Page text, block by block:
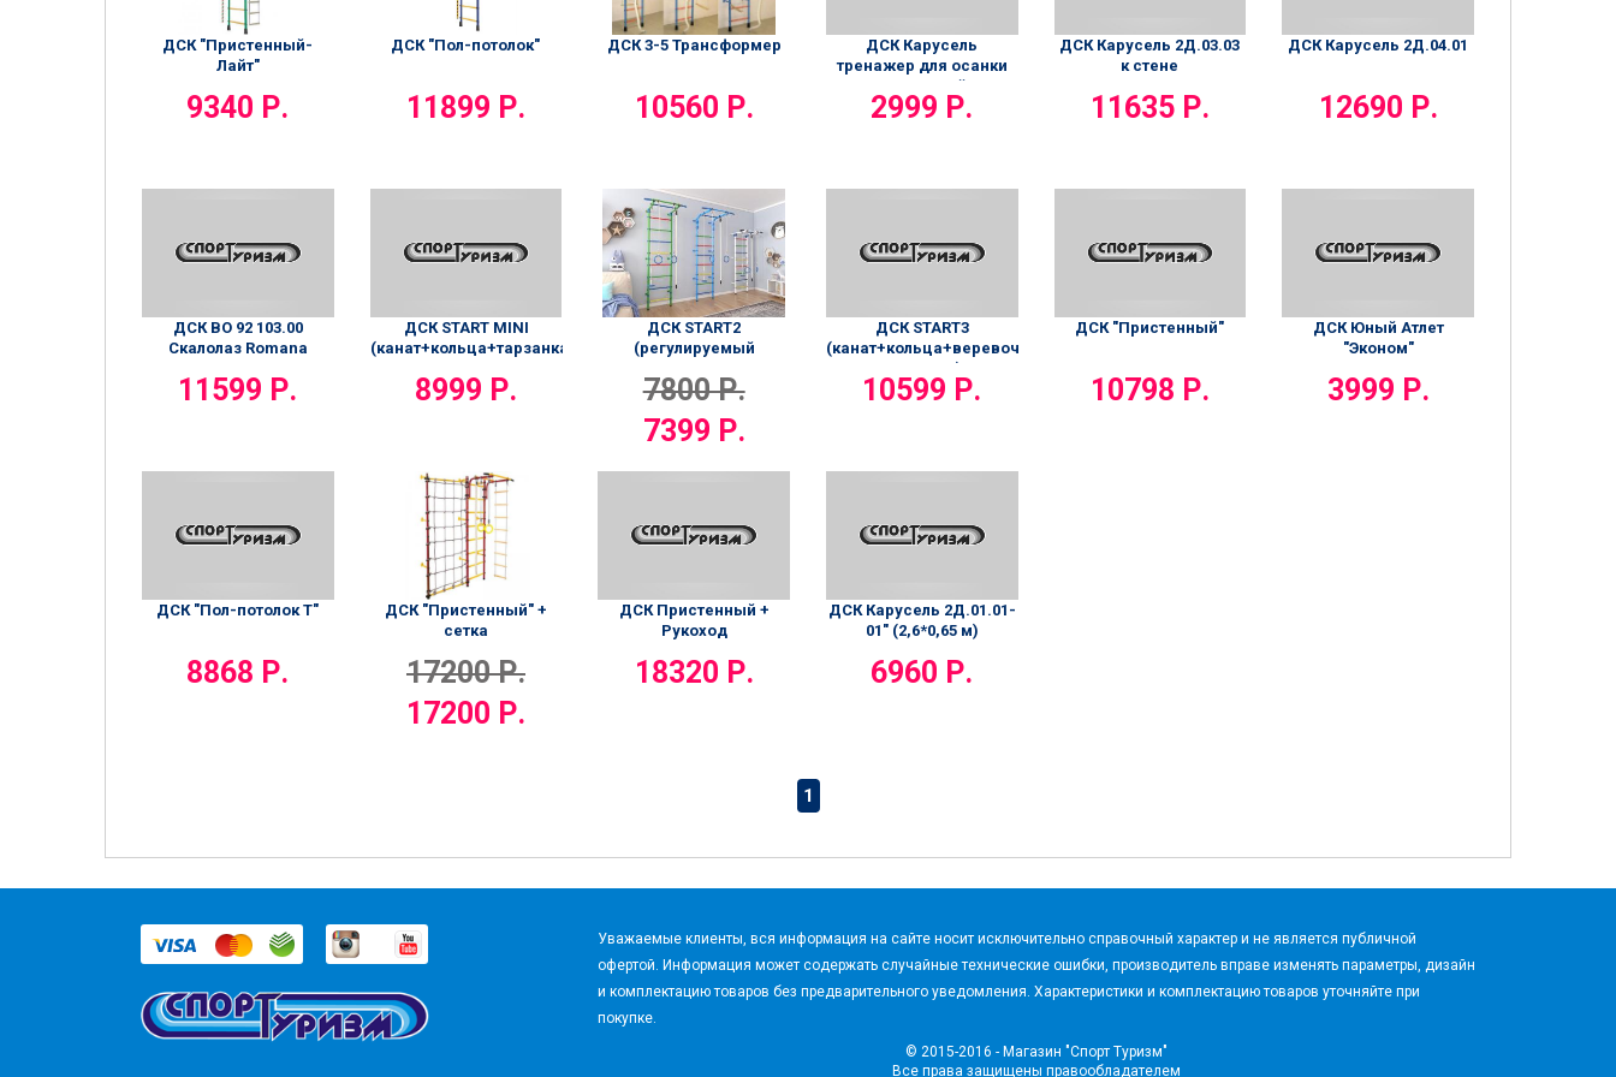
ДСК "Пристенный-
Лайт"
9340 Р.
ДСК "Пол-потолок"
11899 Р.
ДСК 3-5 Трансформер
10560 Р.
ДСК Карусель
тренажер для осанки
напольный
2999 Р.
ДСК Карусель 2Д.03.03
к стене
11635 Р.
ДСК Карусель 2Д.04.01
12690 Р.
ДСК ВО 92 103.00
Скалолаз Romana
11599 Р.
ДСК START MINI
(канат+кольца+тарзанка)
8999 Р.
ДСК START2
(регулируемый
7800 Р.
7399 Р.
ДСК START3
(канат+кольца+веревочная
лестница)
10599 Р.
ДСК "Пристенный"
10798 Р.
ДСК Юный Атлет
"Эконом"
3999 Р.
ДСК "Пол-потолок Т"
8868 Р.
ДСК "Пристенный" +
сетка
17200 Р.
17200 Р.
ДСК Пристенный +
Рукоход
18320 Р.
ДСК Карусель 2Д.01.01-
01" (2,6*0,65 м)
6960 Р.
1
Уважаемые клиенты, вся информация на сайте носит исключительно справочный характер и не является публичной
офертой. Информация может содержать случайные технические ошибки, производитель вправе изменять параметры, дизайн
и комплектацию товаров без предварительного уведомления. Характеристики и комплектацию товаров уточняйте при
покупке.
© 2015-2016 - Магазин "Спорт Туризм"
Все права защищены правообладателем